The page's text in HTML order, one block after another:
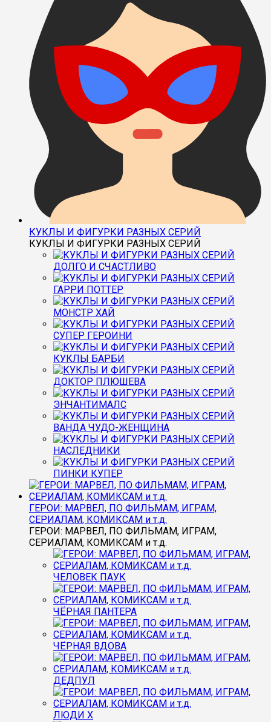
КУКЛЫ И ФИГУРКИ РАЗНЫХ СЕРИЙ
КУКЛЫ И ФИГУРКИ РАЗНЫХ СЕРИЙ
ДОЛГО И СЧАСТЛИВО
ГАРРИ ПОТТЕР
МОНСТР ХАЙ
СУПЕР ГЕРОИНИ
КУКЛЫ БАРБИ
ДОКТОР ПЛЮШЕВА
ЭНЧАНТИМАЛС
ВАНДА ЧУДО-ЖЕНЩИНА
НАСЛЕДНИКИ
ПИНКИ КУПЕР
ГЕРОИ: МАРВЕЛ, ПО ФИЛЬМАМ, ИГРАМ,
СЕРИАЛАМ, КОМИКСАМ и т.д.
ГЕРОИ: МАРВЕЛ, ПО ФИЛЬМАМ, ИГРАМ,
СЕРИАЛАМ, КОМИКСАМ и т.д.
ЧЕЛОВЕК ПАУК
ЧЁРНАЯ ПАНТЕРА
ЧЁРНАЯ ВДОВА
ДЕДПУЛ
ЛЮДИ Х